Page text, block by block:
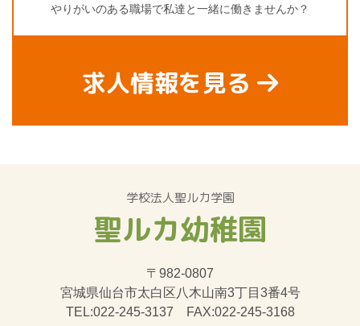
やりがいのある職場で私達と一緒に働きませんか？
求人情報を見る
学校法人聖ルカ学園
聖ルカ幼稚園
〒982-0807
宮城県仙台市太白区八木山南3丁目3番4号
TEL:022-245-3137 FAX:022-245-3168